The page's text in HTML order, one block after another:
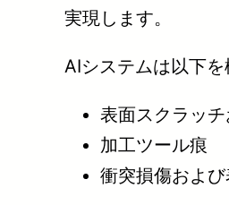
実現します。
AIシステムは以下を
表面スクラッ
加工ツール痕
衝突損傷および